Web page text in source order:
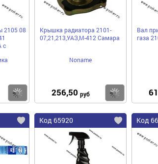
2105 08
с
Купить
Крышка радиатора 2101-
07,21,213,УАЗ,М-412 Самара
Noname
256,50 руб
Вал
газа
Код 65920 Код